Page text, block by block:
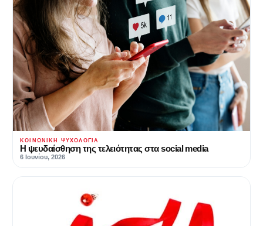
ΚΟΙΝΩΝΙΚΉ ΨΥΧΟΛΟΓΊΑ
Η ψευδαίσθηση της τελειότητας στα social media
6 Ιουνίου, 2026